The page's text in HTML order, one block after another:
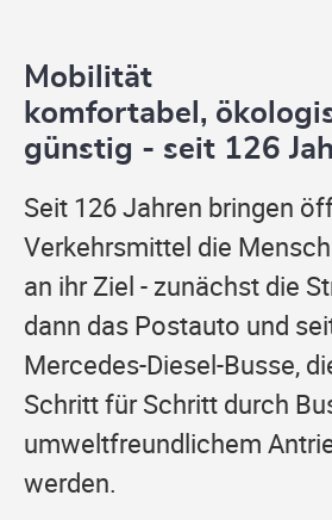
Mobilität
komfortabel,
günstig - seit 126
Seit 126 Jahren bringen
Verkehrsmittel die
an ihr Ziel - zunächst die
dann das Postauto und
Mercedes-Diesel-Busse,
Schritt für Schritt durch
umweltfreundlichem
werden.